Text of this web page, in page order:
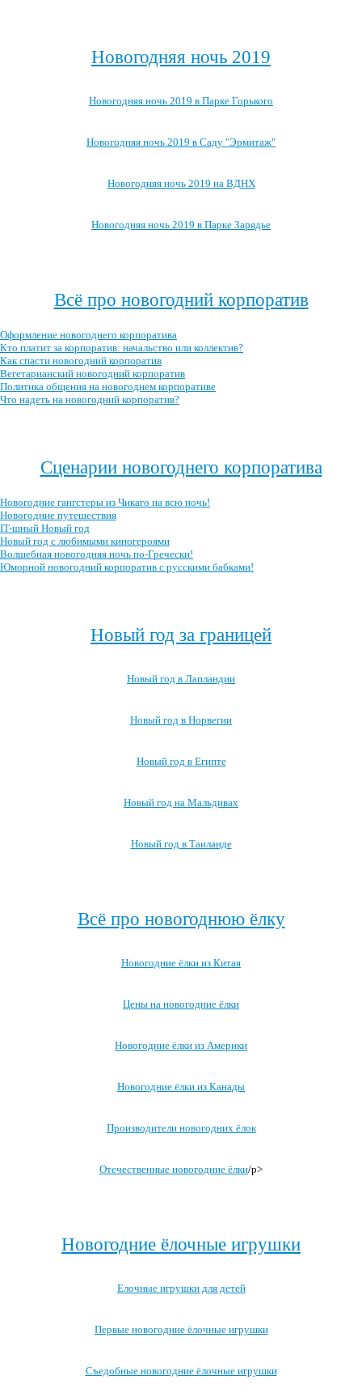
Новогодняя ночь 2019
Новогодняя ночь 2019 в Парке Горького
Новогодняя ночь 2019 в Саду "Эрмитаж"
Новогодняя ночь 2019 на ВДНХ
Новогодняя ночь 2019 в Парке Зарядье
Всё про новогодний корпоратив
Оформление новогоднего корпоратива
Кто платит за корпоратив: начальство или коллектив?
Как спасти новогодний корпоратив
Вегетарианский новогодний корпоратив
Политика общения на новогоднем корпоративе
Что надеть на новогодний корпоратив?
Сценарии новогоднего корпоратива
Новогодние гангстеры из Чикаго на всю ночь!
Новогодние путешествия
IT-шный Новый год
Новый год с любимыми киногероями
Волшебная новогодняя ночь по-Гречески!
Юморной новогодний корпоратив с русскими бабками!
Новый год за границей
Новый год в Лапландии
Новый год в Норвегии
Новый год в Египте
Новый год на Мальдивах
Новый год в Таиланде
Всё про новогоднюю ёлку
Новогодние ёлки из Китая
Цены на новогодние ёлки
Новогодние ёлки из Америки
Новогодние ёлки из Канады
Производители новогодних ёлок
Отечественные новогодние ёлки/p>
Новогодние ёлочные игрушки
Елочные игрушки для детей
Первые новогодние ёлочные игрушки
Съедобные новогодние ёлочные игрушки